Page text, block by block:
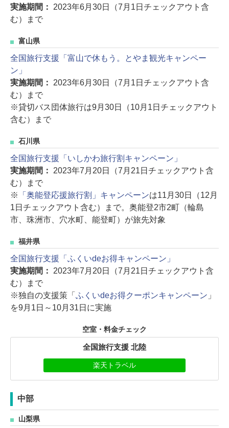
実施期間： 2023年6月30日（7月1日チェックアウト含
む）まで
富山県
全国旅行支援「富山で休もう。とやま観光キャンペー
ン」
実施期間： 2023年6月30日（7月1日チェックアウト含
む）まで
※貸切バス団体旅行は9月30日（10月1日チェックアウト
含む）まで
石川県
全国旅行支援「いしかわ旅行割キャンペーン」
実施期間： 2023年7月20日（7月21日チェックアウト含
む）まで
※
「奥能登応援旅行割」キャンペーンは11月30日（12月
1日チェックアウト含む）まで。奥能登2市2町（輪島
市、珠洲市、穴水町、能登町）が旅先対象
福井県
全国旅行支援「ふくいdeお得キャンペーン」
実施期間： 2023年7月20日（7月21日チェックアウト含
む）まで
※独自の支援策「 ふくいdeお得クーポンキャンペーン 」
を9月1日～10月31日に実施
空室・料金チェック
全国旅行支援 北陸
楽天トラベル
中部
山梨県